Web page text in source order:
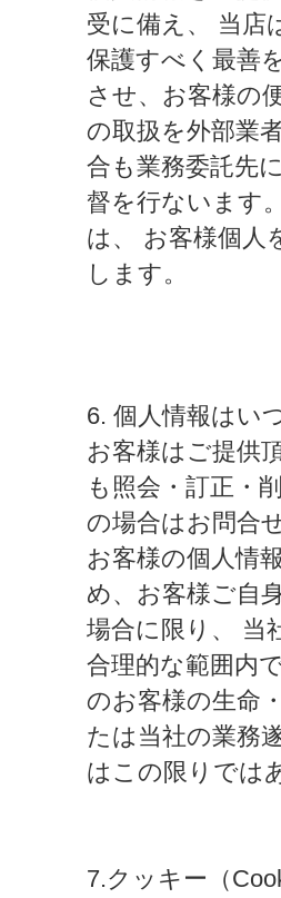
受に備え、 当店
保護すべく最善
させ、お客様の
の取扱を外部業
合も業務委託先
督を行ないます
は、 お客様個人
します。
6. 個人情報はい
お客様はご提供
も照会・訂正・
の場合はお問合
お客様の個人情
め、お客様ご自
場合に限り、 当
合理的な範囲内
のお客様の生命
たは当社の業務
はこの限りでは
7.クッキー（